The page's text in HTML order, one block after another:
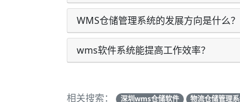
WMS仓储管理系统的发展方向是什么？
wms软件系统能提高工作效率？
相关搜索： 深圳wms仓储软件 物流仓储管理